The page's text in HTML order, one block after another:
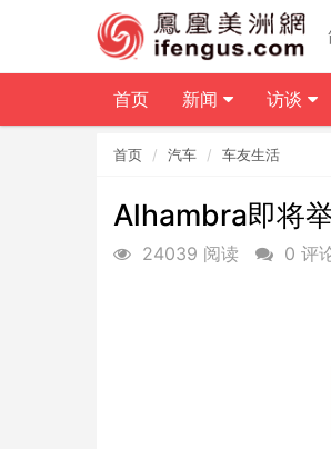
首页 汽车 车友生活
Alhambra即将
24039 阅读 0 评
首页 新闻 访谈